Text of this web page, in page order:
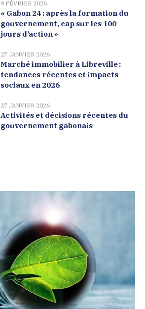
9 FÉVRIER 2026
« Gabon 24 : après la formation du
gouvernement, cap sur les 100
jours d’action »
27 JANVIER 2026
Marché immobilier à Libreville :
tendances récentes et impacts
sociaux en 2026
27 JANVIER 2026
Activités et décisions récentes du
gouvernement gabonais